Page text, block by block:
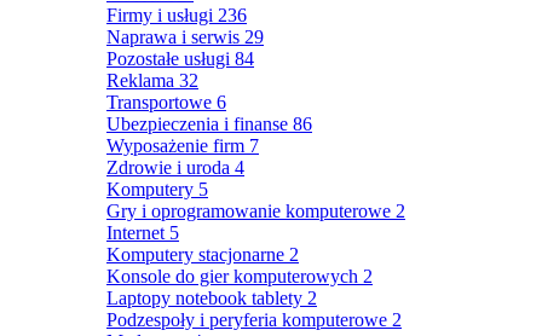
Firmy i usługi 236
Naprawa i serwis 29
Pozostałe usługi 84
Reklama 32
Transportowe 6
Ubezpieczenia i finanse 86
Wyposażenie firm 7
Zdrowie i uroda 4
Komputery 5
Gry i oprogramowanie komputerowe 2
Internet 5
Komputery stacjonarne 2
Konsole do gier komputerowych 2
Laptopy notebook tablety 2
Podzespoły i peryferia komputerowe 2